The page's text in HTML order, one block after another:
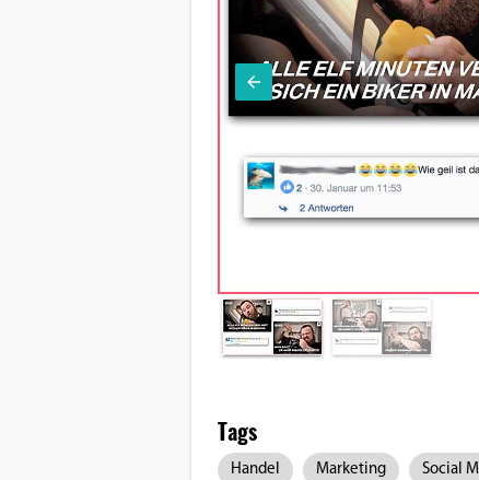
Tags
Handel Marketing Social